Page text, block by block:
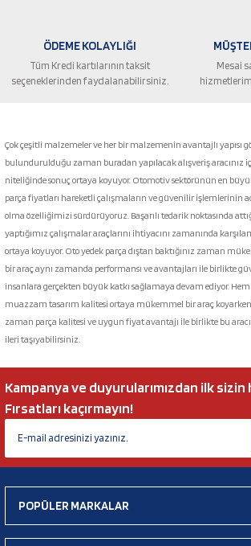
Gönder
ÖDEME KOLAYLIĞI
Tüm Kredi kartılarının taksit
seçeneklerinden faydalanabilirsiniz.
Mesai
Çok çeşitli malzemeler ve her bir malzemenin avantajlı yapısı
bulundurulduğu zaman buradan yapılacak alışveriş aracınız
niteliğinde sonuç ortaya koyuyor. Otomotiv sektörünün en
parça fiyatları hareketli çalışmaların ve güvenilir işlemlerinin
olma özelliğimizi sürdürüyoruz. Başarılı tedarik noktasında
yaptığımız çalışmalar araçlarını ihtiyacını zamanında
ortaya koyuyor. Oto yedek parça dıştan baktığınız zaman
bir araç aynı zamanda performansı ve avantajları ile birlikte
insanlara gerçekten büyük katkı sağlamaya devam ediyor.
muazzam tasarım kalitesi ortaya mükemmel bir araç
zaman parça kalitesi ve uygun fiyat avantajı ile birlikte bu
ileri taşıyabilirsiniz.
Kampanya ve duyurularımızdan ilk
Fırsatları kaçırmayın!
POPÜLER MARKALAR